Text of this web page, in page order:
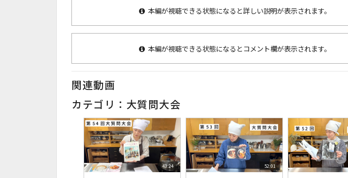
本編が視聴できる状態になると詳しい説明が表示されます。
本編が視聴できる状態になるとコメント欄が表示されます。
関連動画
カテゴリ：大質問大会
43:24 52:01